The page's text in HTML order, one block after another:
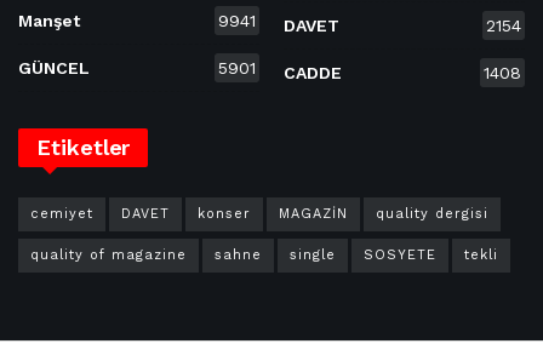
Manşet 9941
GÜNCEL 5901
DAVET 2154
CADDE 1408
Etiketler
cemiyet DAVET konser MAGAZİN quality dergisi
quality of magazine sahne single SOSYETE tekli